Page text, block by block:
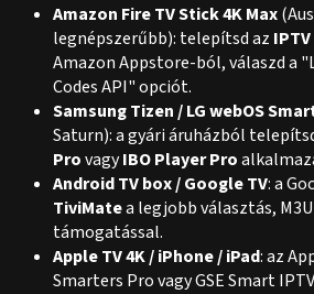
Amazon Fire TV Stick 4K Max
legnépszerűbb): telepítsd az
Amazon Appstore-ból, válaszd a
Codes API" opciót.
Samsung Tizen / LG webOS
Saturn): a gyári áruházból
ProvagyIBO Player Pro
Android TV box / Google TV: a
TiviMatea legjobb választás,
támogatással.
Apple TV 4K / iPhone / iPad: az
Smarters Pro vagy GSE Smart